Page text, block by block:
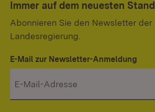
Immer auf dem neuesten Stand
Abonnieren Sie den Newsletter der
Landesregierung.
E-Mail zur Newsletter-Anmeldung